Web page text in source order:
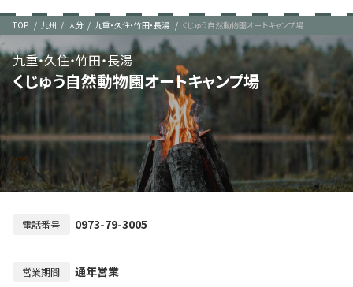
TOP 九州 大分 九重・久住・竹田・長湯 くじゅう自然動物園オートキャンプ場
くじゅう自然動物園オートキャンプ場
九重・久住・竹田・長湯
電話番号 0973-79-3005
営業期間 通年営業